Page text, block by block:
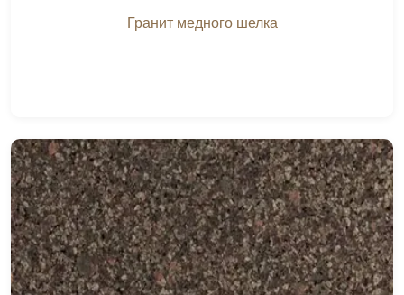
Гранит медного шелка